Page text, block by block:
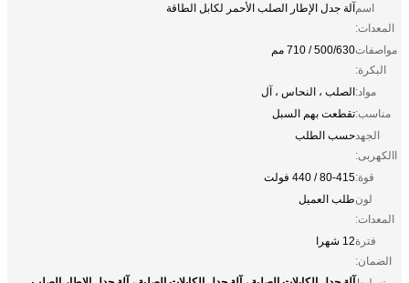
اسم
المعدات:
آلة جدل الإطار الصلب الأحمر لكابل الطاقة
مواصفات
البكرة:
500/630 / 710 مم
مواد:الصلب ، النحاس ، آل
مناسب:تقطعت بهم السبل
الجهد
االكهربى:
حسب الطلب
قوة:80-415 / 440 فولت
لون
المعدات:
طلب العميل
فترة
الضمان:
12 شهرا